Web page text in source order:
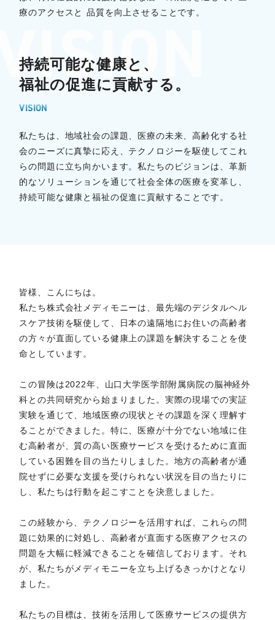
療のアクセスと 品質を向上させることです。
持続可能な健康と、
福祉の促進に貢献する。
VISION
私たちは、地域社会の課題、医療の未来、高齢化する社
会のニーズに真摯に応え、テクノロジーを駆使してこれ
らの問題に立ち向かいます。私たちのビジョンは、革新
的なソリューションを通じて社会全体の医療を変革し、
持続可能な健康と福祉の促進に貢献することです。
皆様、こんにちは。
私たち株式会社メディモニーは、最先端のデジタルヘル
スケア技術を駆使して、日本の遠隔地にお住いの高齢者
の方々が直面している健康上の課題を解決することを使
命としています。
この冒険は2022年、山口大学医学部附属病院の脳神経外
科との共同研究から始まりました。実際の現場での実証
実験を通じて、地域医療の現状とその課題を深く理解す
ることができました。特に、医療が十分でない地域に住
む高齢者が、質の高い医療サービスを受けるために直面
している困難を目の当たりしました。地方の高齢者が通
院せずに必要な支援を受けられない状況を目の当たりに
し、私たちは行動を起こすことを決意しました。
この経験から、テクノロジーを活用すれば、これらの問
題に効果的に対処し、高齢者が直面する医療アクセスの
問題を大幅に軽減できることを確信しております。それ
が、私たちがメディモニーを立ち上げるきっかけとなり
ました。
私たちの目標は、技術を活用して医療サービスの提供方